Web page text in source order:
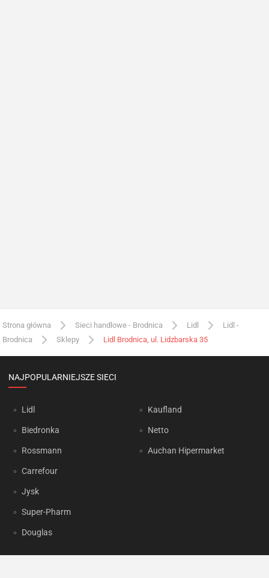
Strona główna Sieci handlowe - Brodnica Lidl
Lidl -
Brodnica
Sklepy Lidl Brodnica, ul. Lidzbarska 35
NAJPOPULARNIEJSZE SIECI
Lidl
Biedronka
Rossmann
Carrefour
Jysk
Super-Pharm
Douglas
Kaufland
Netto
Auchan Hipermarket